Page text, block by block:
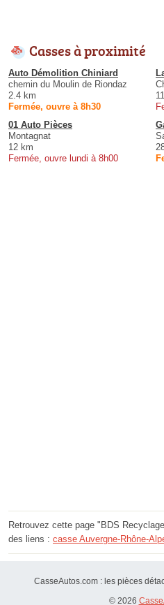
Casses à proximité
Auto Démolition Chiniard
chemin du Moulin de Riondaz
2.4 km
Fermée, ouvre à 8h30
01 Auto Pièces
Montagnat
12 km
Fermée, ouvre lundi à 8h00
Retrouvez cette page "BDS
des liens : casse Auvergne-Rhône-
CasseAutos.com : les pièces
© 2026